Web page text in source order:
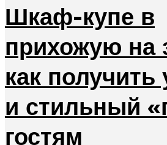
Шкаф-купе в
прихожую на
как
и стильный
гостям